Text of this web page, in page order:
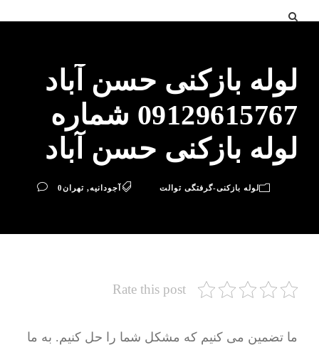
لوله بازکنی حسن آباد
09129615767 شماره
لوله بازکنی حسن آباد
لوله بازکنی-گرفتگی توالت آجودانیه, تهران0
Rate this post
ما تضمین می کنیم که مشکل شما را حل کنیم. به ما